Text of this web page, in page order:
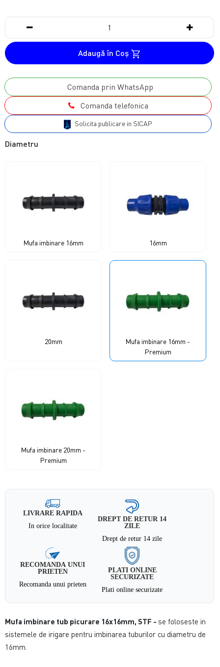
Adaugă în Coş
Comanda prin WhatsApp
Comanda telefonica
Solicita publicare in SICAP
Diametru
Mufa imbinare 16mm 16mm
20mm
Mufa imbinare 16mm -
Premium
Mufa imbinare 20mm -
Premium
LIVRARE RAPIDA
In orice localitate
DREPT DE RETUR 14
ZILE
Drept de retur 14 zile
RECOMANDA UNUI
PRIETEN
Recomanda unui prieten
PLATI ONLINE
SECURIZATE
Plati online securizate
Mufa imbinare tub picurare 16x16mm, STF -se foloseste in
sistemele de irigare pentru imbinarea tuburilor cu diametru de
16mm.